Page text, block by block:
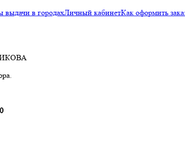
выдачи в городахЛичный кабинетКак оформить